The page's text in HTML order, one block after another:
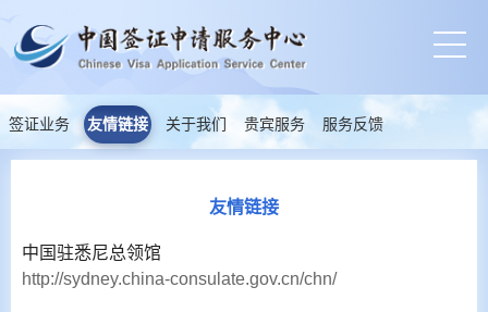
签证业务 友情链接 关于我们 贵宾服务 服务反馈
友情链接
中国驻悉尼总领馆
http://sydney.china-consulate.gov.cn/chn/